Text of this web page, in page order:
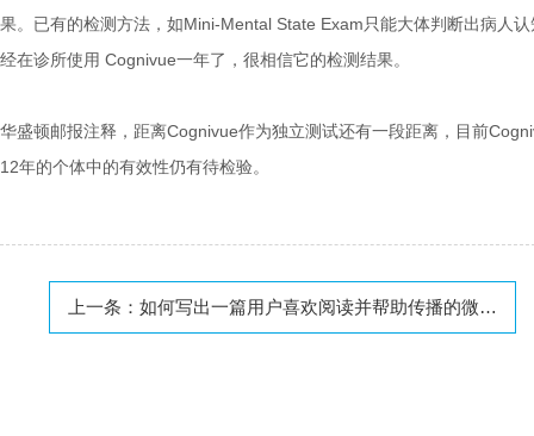
果。已有的检测方法，如Mini-Mental State Exam只能大体判断出病人
经在诊所使用 Cognivue一年了，很相信它的检测结果。
华盛顿邮报注释，距离Cognivue作为独立测试还有一段距离，目前
12年的个体中的有效性仍有待检验。
上一条： 如何写出一篇用户喜欢阅读并帮助传播的微信营销文案